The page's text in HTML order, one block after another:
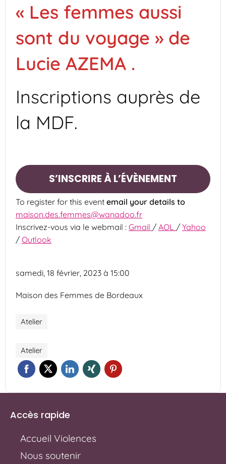
« Les femmes aussi
sont du voyage » de
Lucie AZEMA .
Inscriptions auprès de
la MDF.
S’INSCRIRE À L’ÉVÈNEMENT
To register for this event email your details to
maison.des.femmes@wanadoo.fr
Inscrivez-vous via le webmail : Gmail / AOL / Yahoo
/ Outlook
samedi, 18 février, 2023 à 15:00
Maison des Femmes de Bordeaux
Atelier
Atelier
Accès rapide
Accueil Violences
Nous soutenir